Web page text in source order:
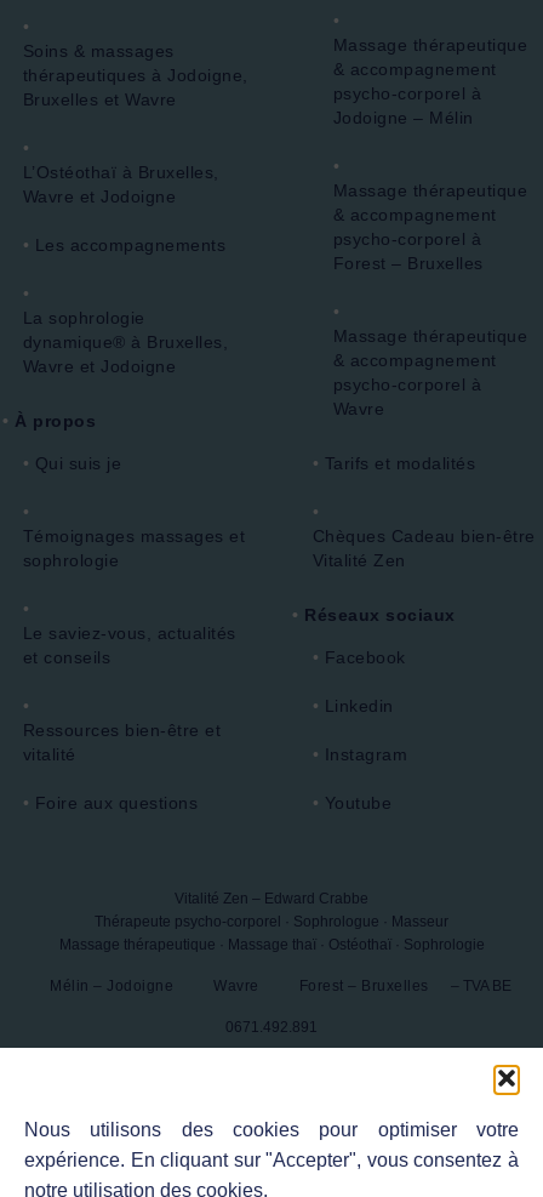
Nous utilisons des cookies pour optimiser votre
expérience. En cliquant sur "Accepter", vous consentez à
notre utilisation des cookies.
Soins & massages
thérapeutiques à Jodoigne,
Bruxelles et Wavre
L’Ostéothaï à Bruxelles,
Wavre et Jodoigne
Les accompagnements
La sophrologie
dynamique® à Bruxelles,
Wavre et Jodoigne
À propos
Qui suis je
Témoignages massages et
sophrologie
Le saviez-vous, actualités
et conseils
Ressources bien-être et
vitalité
Foire aux questions
Massage thérapeutique
& accompagnement
psycho-corporel à
Jodoigne – Mélin
Massage thérapeutique
& accompagnement
psycho-corporel à
Forest – Bruxelles
Massage thérapeutique
& accompagnement
psycho-corporel à
Wavre
Tarifs et modalités
Chèques Cadeau bien-être
Vitalité Zen
Réseaux sociaux
Facebook
Linkedin
Instagram
Youtube
Vitalité Zen – Edward Crabbe
Thérapeute psycho-corporel · Sophrologue · Masseur
Massage thérapeutique · Massage thaï · Ostéothaï · Sophrologie
Mélin – Jodoigne Wavre Forest – Bruxelles – TVA BE
0671.492.891
- Tous droits réservés.
Sitemap - Politique de confidentialité -
Conditions générales de vente